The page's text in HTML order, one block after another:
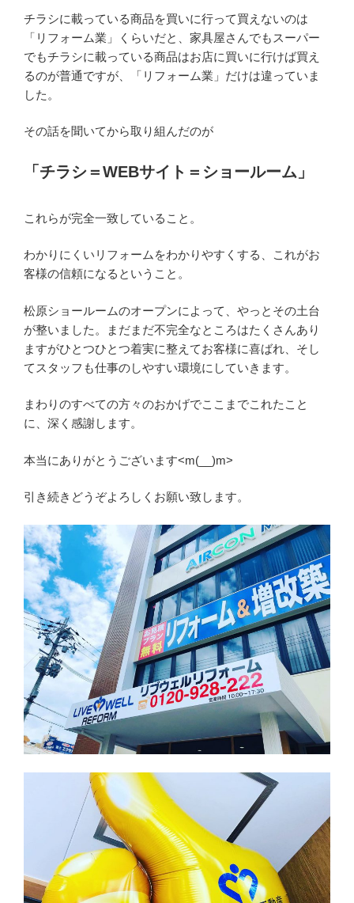
チラシに載っている商品を買いに行って買えないのは
「リフォーム業」くらいだと、家具屋さんでもスーパー
でもチラシに載っている商品はお店に買いに行けば買え
るのが普通ですが、「リフォーム業」だけは違っていま
した。
その話を聞いてから取り組んだのが
「チラシ＝WEBサイト＝ショールーム」
これらが完全一致していること。
わかりにくいリフォームをわかりやすくする、これがお
客様の信頼になるということ。
松原ショールームのオープンによって、やっとその土台
が整いました。まだまだ不完全なところはたくさんあり
ますがひとつひとつ着実に整えてお客様に喜ばれ、そし
てスタッフも仕事のしやすい環境にしていきます。
まわりのすべての方々のおかげでここまでこれたこと
に、深く感謝します。
本当にありがとうございます<m(__)m>
引き続きどうぞよろしくお願い致します。